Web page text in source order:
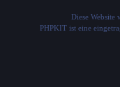
Diese Website
PHPKIT ist eine